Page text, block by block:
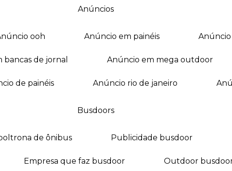
anúncios
anúncio ooh anúncio em painéis
bancas de jornal anúncio em mega outdoor
de painéis anúncio rio de janeiro
busdoors
de ônibus publicidade busdoor
empresa que faz busdoor outdoor